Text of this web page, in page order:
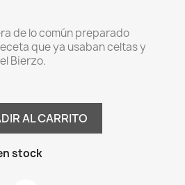
de lo común preparado
que ya usaban celtas y
Bierzo.
AL CARRITO
stock